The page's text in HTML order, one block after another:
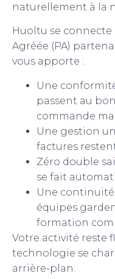
naturellement à la
Huoltu se
Agréée (PA)
vous apporte :
Une
passent au
commande
Une gestion
factures
Zéro double
se fait
Une continuité
équipes
formation
Votre activité reste
technologie se
arrière-plan.